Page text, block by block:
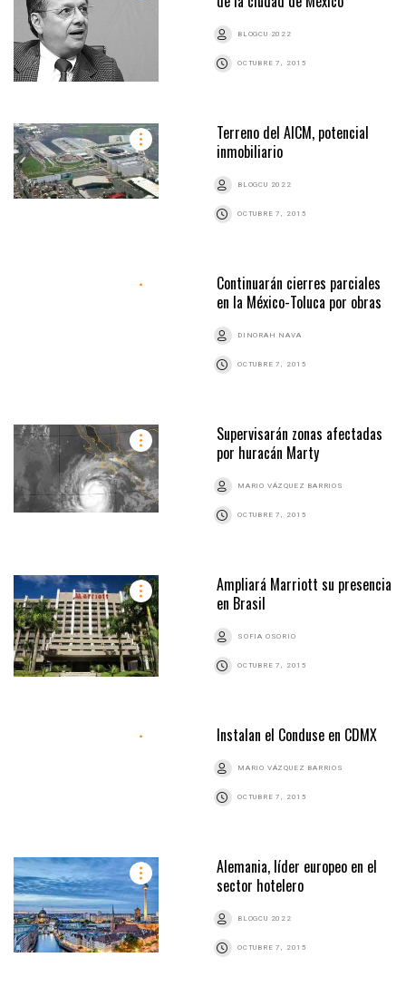
BLOGCU 2022
OCTUBRE 7, 2015
Terreno del AICM, potencial
inmobiliario
BLOGCU 2022
OCTUBRE 7, 2015
Continuarán cierres parciales
en la México-Toluca por obras
DINORAH NAVA
OCTUBRE 7, 2015
Supervisarán zonas afectadas
por huracán Marty
MARIO VÁZQUEZ BARRIOS
OCTUBRE 7, 2015
Ampliará Marriott su presencia
en Brasil
SOFIA OSORIO
OCTUBRE 7, 2015
Instalan el Conduse en CDMX
MARIO VÁZQUEZ BARRIOS
OCTUBRE 7, 2015
Alemania, líder europeo en el
sector hotelero
BLOGCU 2022
OCTUBRE 7, 2015